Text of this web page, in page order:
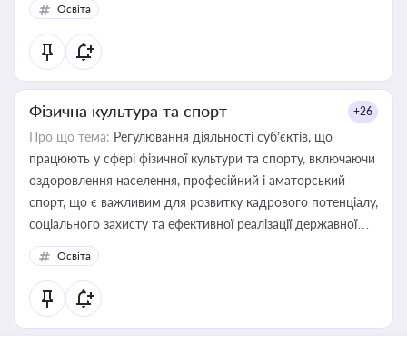
Освіта
Фізична культура та спорт +26
Про що тема: Регулювання діяльності суб’єктів, що
працюють у сфері фізичної культури та спорту, включаючи
оздоровлення населення, професійний і аматорський
спорт, що є важливим для розвитку кадрового потенціалу,
соціального захисту та ефективної реалізації державної
політики у цій галузі
Освіта